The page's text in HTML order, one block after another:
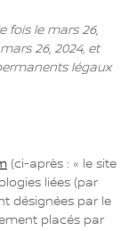
fois le mars 26,
26, 2024, et
légaux
(ci-après : « le site
liées (par
désignées par le
placés par